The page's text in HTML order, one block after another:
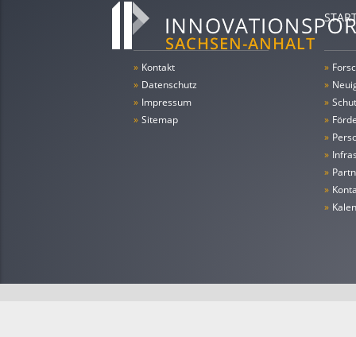
» Kontakt
» Datenschutz
» Impressum
» Sitemap
»
»
»
»
»
»
»
»
»